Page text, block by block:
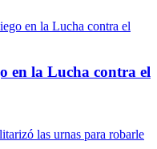
en la Lucha contra el